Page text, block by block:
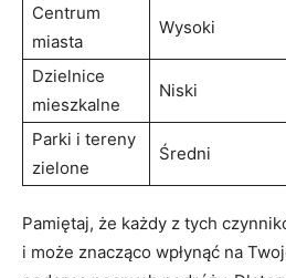
Centrum
miasta
Wysoki
Dzielnice⁢
mieszkalne
Niski
Parki i tereny
zielone
Średni
Pamiętaj,‌ że każdy z tych
i może znacząco wpłynąć na